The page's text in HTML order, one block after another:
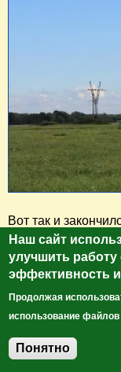
Вот так и
Покрова на
колокольчики, а
маленькой
приключения в
отправились в
А на последок,
Наш сайт
улучшить работу
эффективность
Продолжая
использование
Понятно